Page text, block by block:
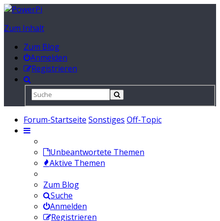
Zum Inhalt
Zum Blog
Anmelden
Registrieren
Forum-Startseite Sonstiges Off-Topic
Unbeantwortete Themen
Aktive Themen
Zum Blog
Suche
Anmelden
Registrieren